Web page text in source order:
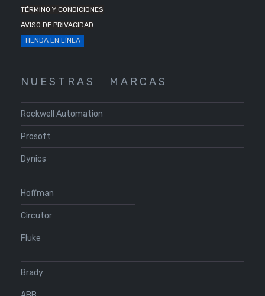
TÉRMINO Y CONDICIONES
AVISO DE PRIVACIDAD
TIENDA EN LÍNEA
N U E S T R A S M A R C A S
Rockwell Automation
Prosoft
Dynics
Hoffman
Circutor
Fluke
Brady